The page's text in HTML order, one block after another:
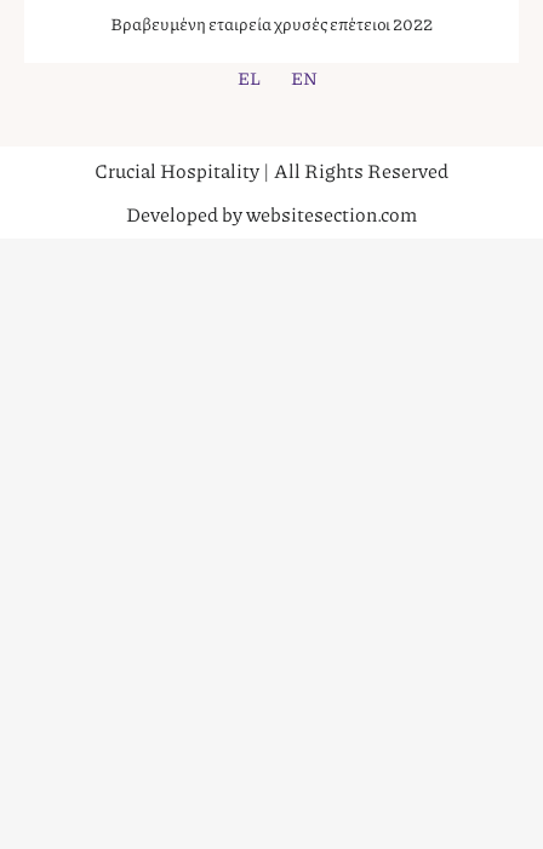
Βραβευμένη εταιρεία χρυσές επέτειοι 2022
EL EN
Crucial Hospitality | All Rights Reserved
Developed by websitesection.com